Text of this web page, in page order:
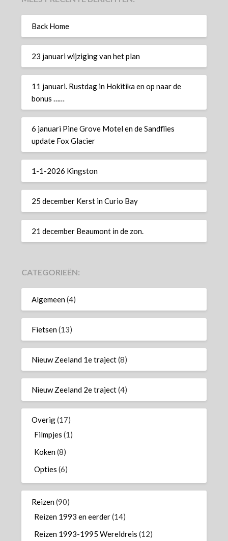
Back Home
23 januari wijziging van het plan
11 januari. Rustdag in Hokitika en op naar de
bonus ……
6 januari Pine Grove Motel en de Sandflies
update Fox Glacier
1-1-2026 Kingston
25 december Kerst in Curio Bay
21 december Beaumont in de zon.
CATEGORIEËN:
Algemeen(4)
Fietsen(13)
Nieuw Zeeland 1e traject(8)
Nieuw Zeeland 2e traject(4)
Overig(17)
Filmpjes (1)
Koken(8)
Opties (6)
Reizen(90)
Reizen 1993 en eerder(14)
Reizen 1993-1995 Wereldreis (12)